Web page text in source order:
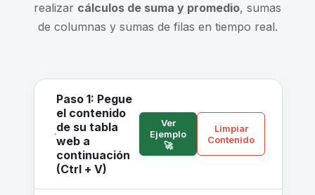
realizar cálculos de suma y promedio, sumas
de columnas y sumas de filas en tiempo real.
Paso 1: Pegue
el contenido
de su tabla
web a
continuación
(Ctrl + V)
Ver
Ejemplo
🚀
Limpiar
Contenido